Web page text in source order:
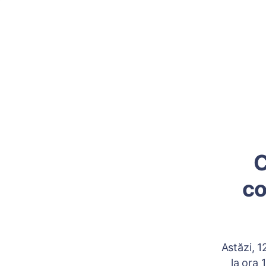
Astăzi,
la ora